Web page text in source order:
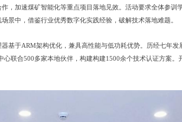
，加速煤矿智能化等重点项目落地见效。活动要求全体参训
景中，借鉴行业优秀数字化实践经验，破解技术落地难题。
基于ARM架构优化，兼具高性能与低功耗优势。历经七年发
联合500多家本地伙伴，构建构建1500余个技术认证方案。